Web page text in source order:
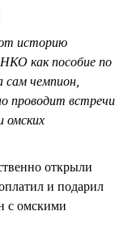
историю
как пособие по
сам чемпион,
проводит встречи
омских
открыли
и подарил
с омскими